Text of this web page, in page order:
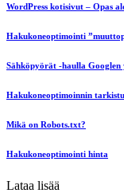
WordPress kotisivut – Opas
Hakukoneoptimointi
Sähköpyörät -haulla
Hakukoneoptimoinnin
Mikä on Robots.txt?
Hakukoneoptimointi hinta
Lataa lisää